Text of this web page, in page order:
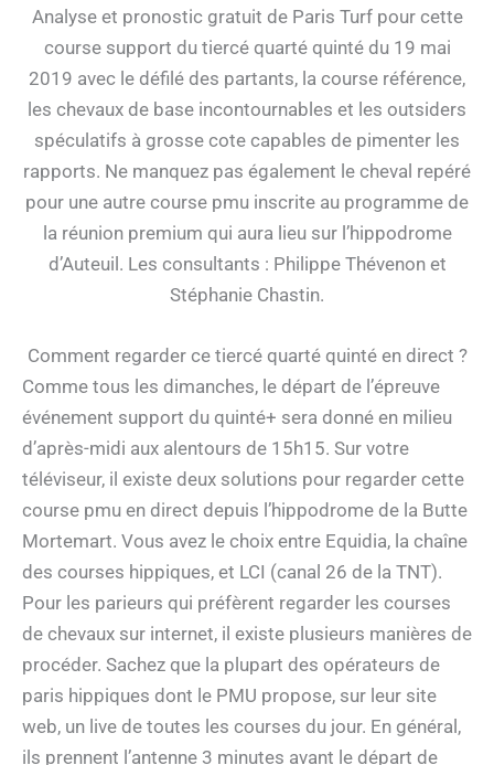
Analyse et pronostic gratuit de Paris Turf pour cette
course support du tiercé quarté quinté du 19 mai
2019 avec le défilé des partants, la course référence,
les chevaux de base incontournables et les outsiders
spéculatifs à grosse cote capables de pimenter les
rapports. Ne manquez pas également le cheval repéré
pour une autre course pmu inscrite au programme de
la réunion premium qui aura lieu sur l’hippodrome
d’Auteuil. Les consultants : Philippe Thévenon et
Stéphanie Chastin.
Comment regarder ce tiercé quarté quinté en direct ?
Comme tous les dimanches, le départ de l’épreuve
événement support du quinté+ sera donné en milieu
d’après-midi aux alentours de 15h15. Sur votre
téléviseur, il existe deux solutions pour regarder cette
course pmu en direct depuis l’hippodrome de la Butte
Mortemart. Vous avez le choix entre Equidia, la chaîne
des courses hippiques, et LCI (canal 26 de la TNT).
Pour les parieurs qui préfèrent regarder les courses
de chevaux sur internet, il existe plusieurs manières de
procéder. Sachez que la plupart des opérateurs de
paris hippiques dont le PMU propose, sur leur site
web, un live de toutes les courses du jour. En général,
ils prennent l’antenne 3 minutes avant le départ de